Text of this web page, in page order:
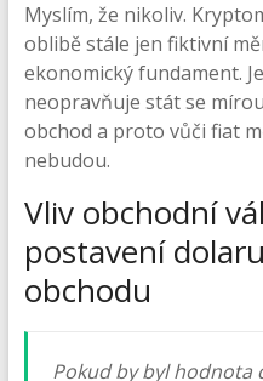
Myslím, že nikoliv.
oblibě stále jen fiktivní
ekonomický fundament.
neopravňuje stát se
obchod a proto vůči fiat
nebudou.
Vliv obchodní
postavení
obchodu
Pokud by byl hodnota